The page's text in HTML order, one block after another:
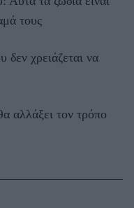
τους
δεν χρειάζεται να
αλλάξει τον τρόπο